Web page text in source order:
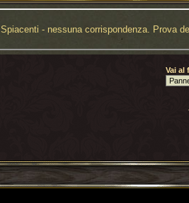
Spiacenti - nessuna corrispondenza. Prova
Vai al